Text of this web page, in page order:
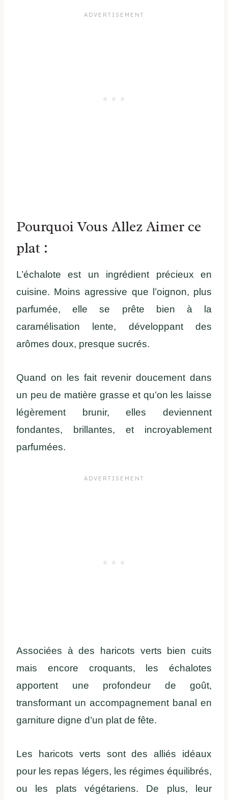
Pourquoi Vous Allez Aimer ce
plat :
L’échalote est un ingrédient précieux en
cuisine. Moins agressive que l’oignon, plus
parfumée, elle se prête bien à la
caramélisation lente, développant des
arômes doux, presque sucrés.
Quand on les fait revenir doucement dans
un peu de matière grasse et qu’on les laisse
légèrement brunir, elles deviennent
fondantes, brillantes, et incroyablement
parfumées.
Associées à des haricots verts bien cuits
mais encore croquants, les échalotes
apportent une profondeur de goût,
transformant un accompagnement banal en
garniture digne d’un plat de fête.
Les haricots verts sont des alliés idéaux
pour les repas légers, les régimes équilibrés,
ou les plats végétariens. De plus, leur